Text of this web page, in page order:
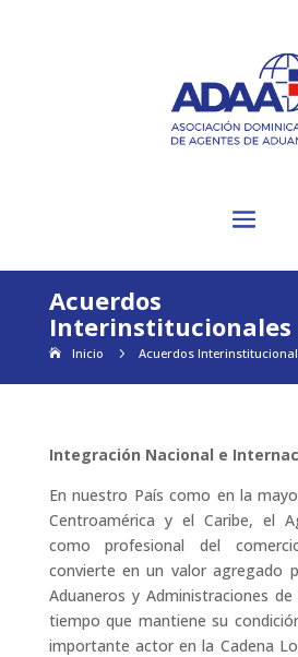
Acuerdos
Interinstitucionales
Inicio 5 Acuerdos
Integración Nacional e
En nuestro País como en la
Centroamérica y el Caribe, el
como profesional del
convierte en un valor agregado
Aduaneros y Administraciones
tiempo que mantiene su
importante actor en la Cadena